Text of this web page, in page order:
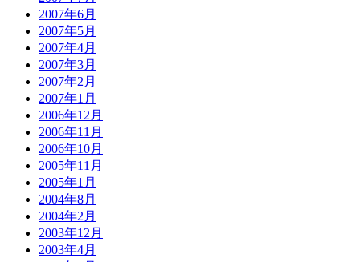
2007年6月
2007年5月
2007年4月
2007年3月
2007年2月
2007年1月
2006年12月
2006年11月
2006年10月
2005年11月
2005年1月
2004年8月
2004年2月
2003年12月
2003年4月